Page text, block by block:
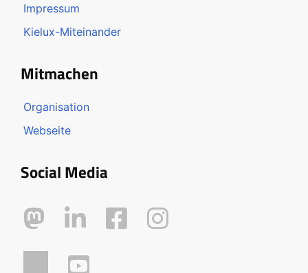
Impressum
Kielux-Miteinander
Mitmachen
Organisation
Webseite
Social Media